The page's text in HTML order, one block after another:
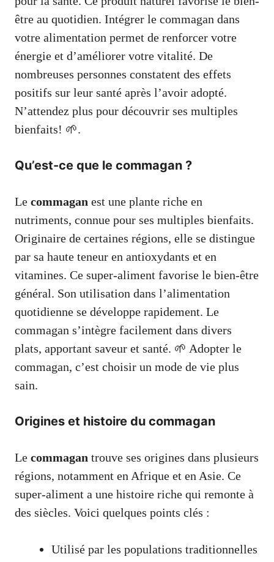
être au quotidien. Intégrer le commagan dans
votre alimentation permet de renforcer votre
énergie et d’améliorer votre vitalité. De
nombreuses personnes constatent des effets
positifs sur leur santé après l’avoir adopté.
N’attendez plus pour découvrir ses multiples
bienfaits! 🌱.
Qu’est-ce que le commagan ?
Le commagan est une plante riche en
nutriments, connue pour ses multiples bienfaits.
Originaire de certaines régions, elle se distingue
par sa haute teneur en antioxydants et en
vitamines. Ce super-aliment favorise le bien-être
général. Son utilisation dans l’alimentation
quotidienne se développe rapidement. Le
commagan s’intègre facilement dans divers
plats, apportant saveur et santé. 🌱 Adopter le
commagan, c’est choisir un mode de vie plus
sain.
Origines et histoire du commagan
Le commagan trouve ses origines dans plusieurs
régions, notamment en Afrique et en Asie. Ce
super-aliment a une histoire riche qui remonte à
des siècles. Voici quelques points clés :
Utilisé par les populations traditionnelles